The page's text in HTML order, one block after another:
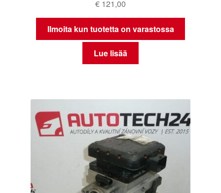
€ 121,00
Ilmoita kun tuotetta on varastossa
Lue lisää